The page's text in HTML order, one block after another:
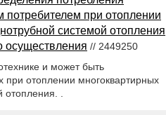
потребителем при отоплении
системой отопления
осуществления // 2449250
и может быть
при отоплении многоквартирных
отопления. .